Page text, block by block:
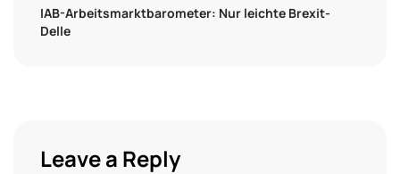
IAB-Arbeitsmarktbarometer: Nur leichte Brexit-
Delle
Leave a Reply